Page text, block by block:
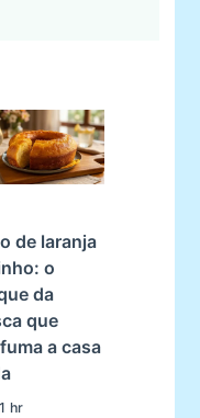
de laranja
o
da
que
a casa
1 hr